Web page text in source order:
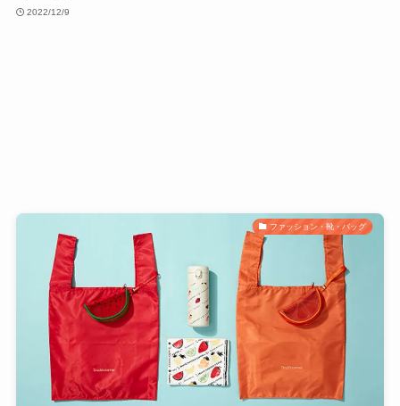
2022/12/9
ファッション・靴・バッグ